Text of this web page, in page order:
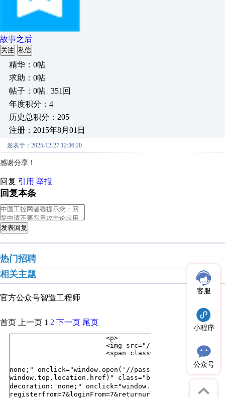
故事之后
关注 私信
精华：0帖
求助：0帖
帖子：0帖 | 351回
年度积分：4
历史总积分：205
注册：2015年8月01日
发表于：2025-12-27 12:36:20
感谢分享！
回复 引用 举报
回复本条
发表回复
热门招聘
相关主题
官方公众号智造工程师
客服
小程序
公众号
首页 上一页 1 2 下一页 尾页